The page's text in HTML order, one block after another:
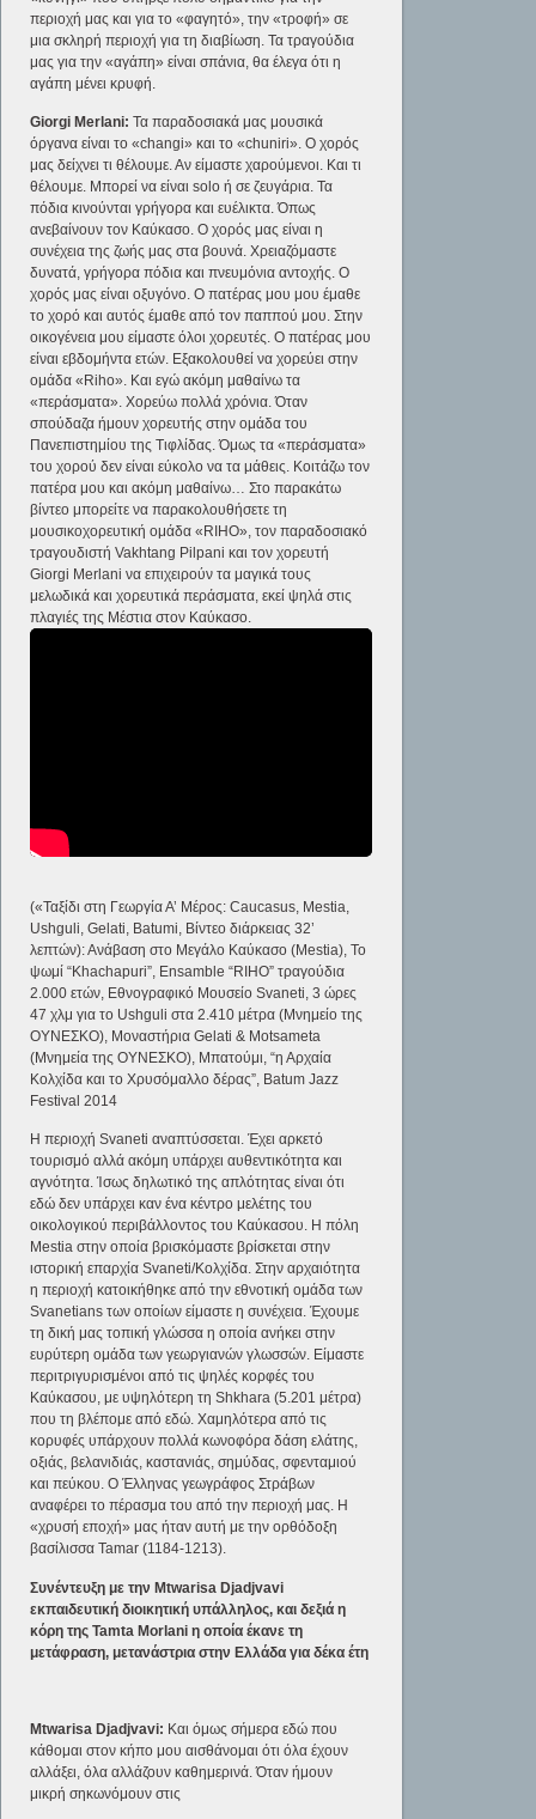
περιοχή μας και για το «φαγητό», την «τροφή» σε
μια σκληρή περιοχή για τη διαβίωση. Τα τραγούδια
μας για την «αγάπη» είναι σπάνια, θα έλεγα ότι η
αγάπη μένει κρυφή.
Giorgi Merlani:Τα παραδοσιακά μας μουσικά
όργανα είναι το «changi» και το «chuniri». Ο χορός
μας δείχνει τι θέλουμε. Αν είμαστε χαρούμενοι. Και τι
θέλουμε. Μπορεί να είναι solo ή σε ζευγάρια. Τα
πόδια κινούνται γρήγορα και ευέλικτα. Όπως
ανεβαίνουν τον Καύκασο. Ο χορός μας είναι η
συνέχεια της ζωής μας στα βουνά. Χρειαζόμαστε
δυνατά, γρήγορα πόδια και πνευμόνια αντοχής. Ο
χορός μας είναι οξυγόνο. Ο πατέρας μου μου έμαθε
το χορό και αυτός έμαθε από τον παππού μου. Στην
οικογένεια μου είμαστε όλοι χορευτές. Ο πατέρας μου
είναι εβδομήντα ετών. Εξακολουθεί να χορεύει στην
ομάδα «Riho». Και εγώ ακόμη μαθαίνω τα
«περάσματα». Χορεύω πολλά χρόνια. Όταν
σπούδαζα ήμουν χορευτής στην ομάδα του
Πανεπιστημίου της Τιφλίδας. Όμως τα «περάσματα»
του χορού δεν είναι εύκολο να τα μάθεις. Κοιτάζω τον
πατέρα μου και ακόμη μαθαίνω… Στο παρακάτω
βίντεο μπορείτε να παρακολουθήσετε τη
μουσικοχορευτική ομάδα «RIHO», τον παραδοσιακό
τραγουδιστή Vakhtang Pilpani και τον χορευτή
Giorgi Merlani να επιχειρούν τα μαγικά τους
μελωδικά και χορευτικά περάσματα, εκεί ψηλά στις
πλαγιές της Μέστια στον Καύκασο.
(«Ταξίδι στη Γεωργία Α’ Μέρος: Caucasus, Mestia,
Ushguli, Gelati, Batumi, Βίντεο διάρκειας 32’
λεπτών): Ανάβαση στο Μεγάλο Καύκασο (Mestia), Το
ψωμί “Khachapuri”, Ensamble “RIHO” τραγούδια
2.000 ετών, Εθνογραφικό Μουσείο Svaneti, 3 ώρες
47 χλμ για το Ushguli στα 2.410 μέτρα (Μνημείο της
ΟΥΝΕΣΚΟ), Μοναστήρια Gelati & Motsameta
(Μνημεία της ΟΥΝΕΣΚΟ), Μπατούμι, “η Αρχαία
Κολχίδα και το Χρυσόμαλλο δέρας”, Batum Jazz
Festival 2014
Η περιοχή Svaneti αναπτύσσεται. Έχει αρκετό
τουρισμό αλλά ακόμη υπάρχει αυθεντικότητα και
αγνότητα. Ίσως δηλωτικό της απλότητας είναι ότι
εδώ δεν υπάρχει καν ένα κέντρο μελέτης του
οικολογικού περιβάλλοντος του Καύκασου. Η πόλη
Mestia στην οποία βρισκόμαστε βρίσκεται στην
ιστορική επαρχία Svaneti/Κολχίδα. Στην αρχαιότητα
η περιοχή κατοικήθηκε από την εθνοτική ομάδα των
Svanetians των οποίων είμαστε η συνέχεια. Έχουμε
τη δική μας τοπική γλώσσα η οποία ανήκει στην
ευρύτερη ομάδα των γεωργιανών γλωσσών. Είμαστε
περιτριγυρισμένοι από τις ψηλές κορφές του
Καύκασου, με υψηλότερη τη Shkhara (5.201 μέτρα)
που τη βλέπομε από εδώ. Χαμηλότερα από τις
κορυφές υπάρχουν πολλά κωνοφόρα δάση ελάτης,
οξιάς, βελανιδιάς, καστανιάς, σημύδας, σφενταμιού
και πεύκου. Ο Έλληνας γεωγράφος Στράβων
αναφέρει το πέρασμα του από την περιοχή μας. Η
«χρυσή εποχή» μας ήταν αυτή με την ορθόδοξη
βασίλισσα Tamar (1184-1213).
Συνέντευξη με τηνMtwarisaDjadjvavi
εκπαιδευτική διοικητική υπάλληλος, και δεξιά η
κόρη τηςTamtaMorlani η οποία έκανε τη
μετάφραση, μετανάστρια στην Ελλάδα για δέκα έτη
Mtwarisa Djadjvavi: Και όμως σήμερα εδώ που
κάθομαι στον κήπο μου αισθάνομαι ότι όλα έχουν
αλλάξει, όλα αλλάζουν καθημερινά. Όταν ήμουν
μικρή σηκωνόμουν στις